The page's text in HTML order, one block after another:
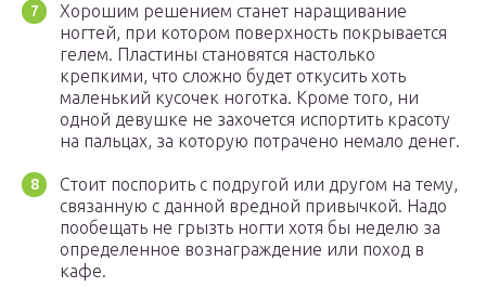
Хорошим решением станет наращивание
ногтей, при котором поверхность покрывается
гелем. Пластины становятся настолько
крепкими, что сложно будет откусить хоть
маленький кусочек ноготка. Кроме того, ни
одной девушке не захочется испортить красоту
на пальцах, за которую потрачено немало денег.
Стоит поспорить с подругой или другом на тему,
связанную с данной вредной привычкой. Надо
пообещать не грызть ногти хотя бы неделю за
определенное вознаграждение или поход в
кафе.